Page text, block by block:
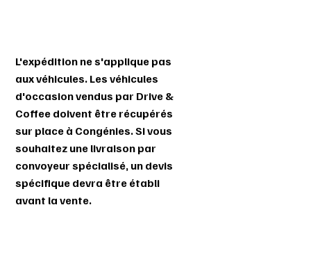
L'expédition ne s'applique pas
aux véhicules. Les véhicules
d'occasion vendus par Drive &
Coffee doivent être récupérés
sur place à Congénies. Si vous
souhaitez une livraison par
convoyeur spécialisé, un devis
spécifique devra être établi
avant la vente.